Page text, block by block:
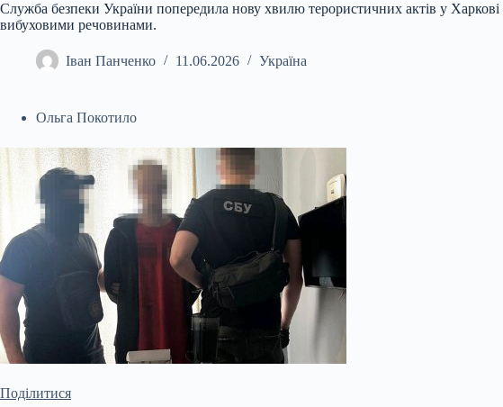
Служба безпеки України попередила нову хвилю терористичних актів у
вибуховими речовинами.
Іван Панченко 11.06.2026 Україна
Ольга Покотило
Поділитися